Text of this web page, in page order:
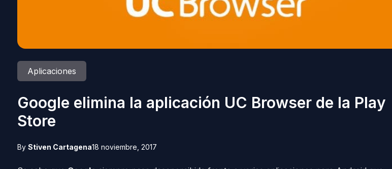
Aplicaciones
Google elimina la aplicación UC Browser de la Play
Store
By Stiven Cartagena18 noviembre, 2017